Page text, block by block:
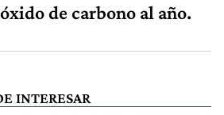
de carbono al año.
INTERESAR